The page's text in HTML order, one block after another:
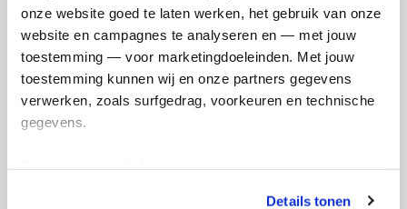
onze website goed te laten werken, het gebruik van onze
website en campagnes te analyseren en — met jouw
toestemming — voor marketingdoeleinden. Met jouw
toestemming kunnen wij en onze partners gegevens
verwerken, zoals surfgedrag, voorkeuren en technische
gegevens.
Details tonen
Actiepagina gemaakt